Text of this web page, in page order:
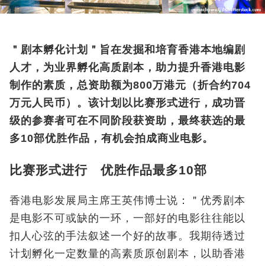
＂剧本孵化计划＂旨在发掘和培育香港本地编剧
人才，为业界孵化高质剧本，助力提升香港电影
制作的素质，总资助额为800万港元（折合约704
万元人民币）。该计划以比赛形式进行，成功晋
级的参赛者可在不同阶段获资助，最终获选的最
多10部优胜作品，有机会拍成商业电影。
比赛形式进行 优胜作品最多10部
香港电影发展局主席王英伟博士说：＂优秀剧本
是电影不可或缺的一环，一部好的电影往往能以
扣人心弦的手法叙述一个好的故事。我期待透过
计划孵化一定数量的高素质原创剧本，以助香港